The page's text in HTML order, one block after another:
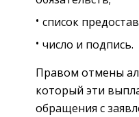
список
число и подпись.
Правом отмены
который эти
обращения с